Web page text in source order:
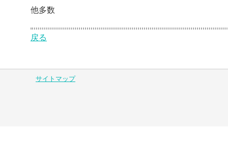
他多数
戻る
サイトマップ